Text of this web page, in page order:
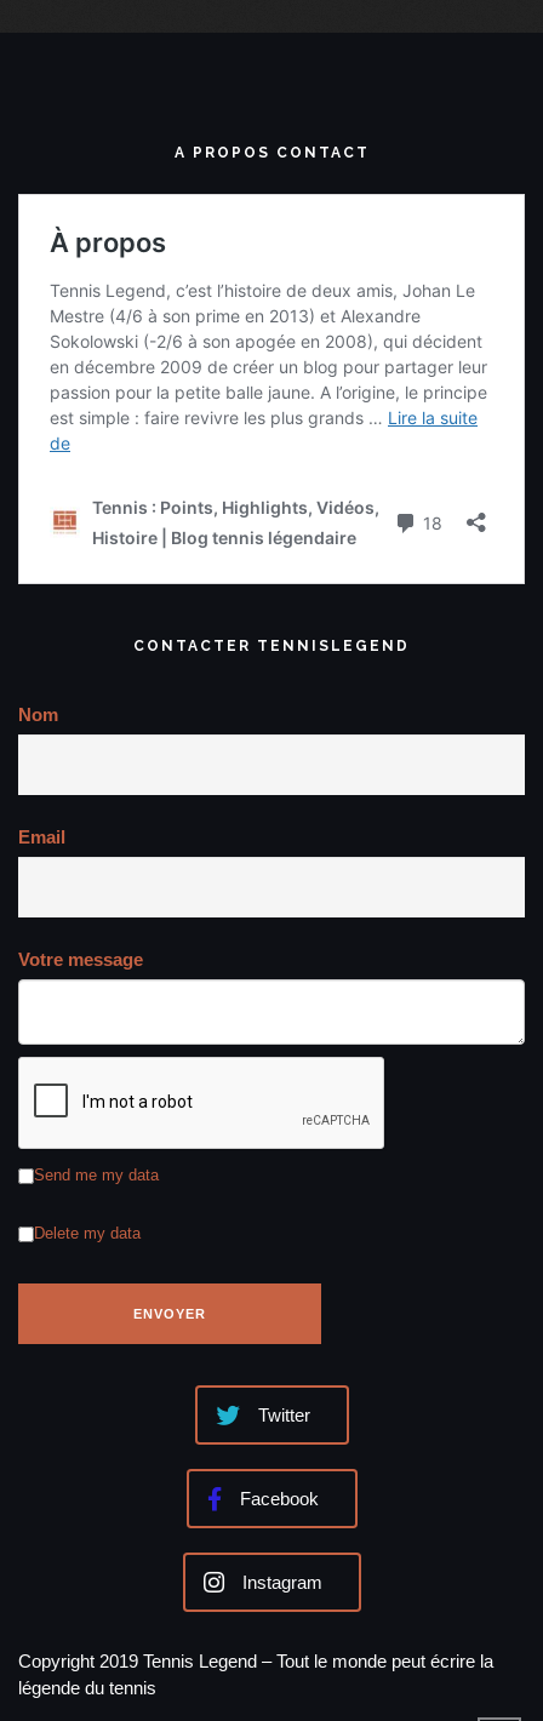
A PROPOS CONTACT
CONTACTER TENNISLEGEND
Nom
Email
Votre message
Send me my data
Delete my data
Twitter
Facebook
Instagram
Copyright 2019 Tennis Legend – Tout le monde peut écrire la
légende du tennis